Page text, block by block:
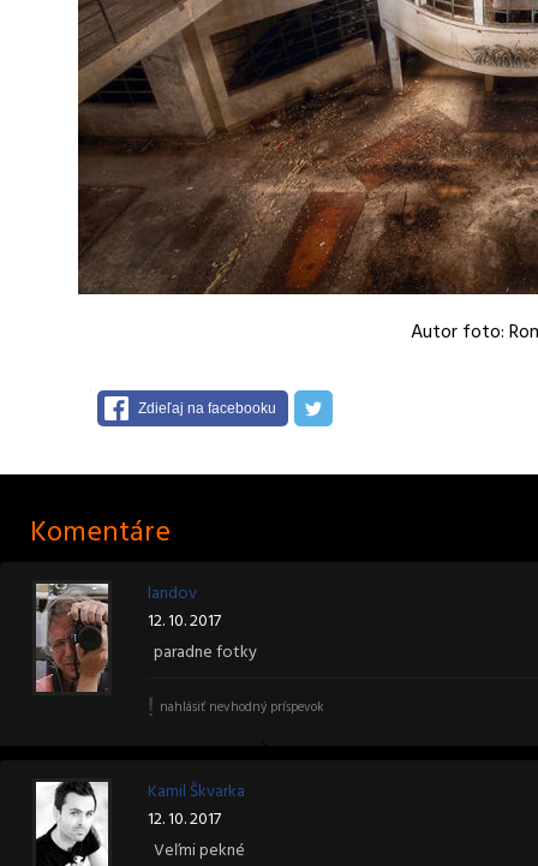
Autor foto:
Zdieľaj na facebooku
Komentáre
landov
12. 10. 2017
paradne fotky
nahlásiť nevhodný príspevok
Kamil Škvarka
12. 10. 2017
Veľmi pekné